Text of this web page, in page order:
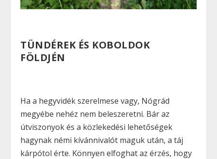
TÜNDÉREK ÉS KOBOLDOK
FÖLDJÉN
Ha a hegyvidék szerelmese vagy, Nógrád
megyébe nehéz nem beleszeretni. Bár az
útviszonyok és a közlekedési lehetőségek
hagynak némi kívánnivalót maguk után, a táj
kárpótol érte. Könnyen elfoghat az érzés, hogy